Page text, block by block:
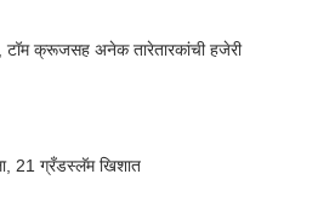
टॉम क्रूजसह अनेक तारेतारकांची हजेरी
21 ग्रँडस्लॅम खिशात